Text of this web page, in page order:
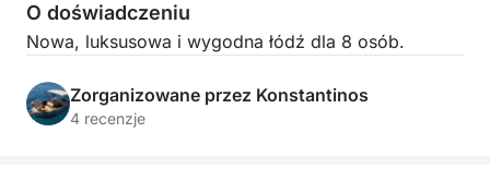
O doświadczeniu
Nowa, luksusowa i wygodna łódź dla 8 osób.
Zorganizowane przez Konstantinos
4 recenzje